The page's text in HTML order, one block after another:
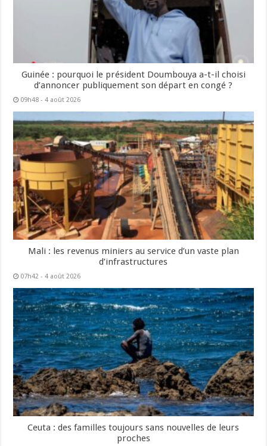
Guinée : pourquoi le président Doumbouya a-t-il choisi
d’annoncer publiquement son départ en congé ?
09h48 - 4 août 2026
Mali : les revenus miniers au service d’un vaste plan
d’infrastructures
07h42 - 4 août 2026
Ceuta : des familles toujours sans nouvelles de leurs
proches